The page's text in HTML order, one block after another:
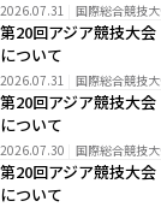
2026.07.31 国際総合競技
第20回アジア競技大
について
2026.07.31 国際総合競技
第20回アジア競技大
について
2026.07.30 国際総合競技
第20回アジア競技大
について